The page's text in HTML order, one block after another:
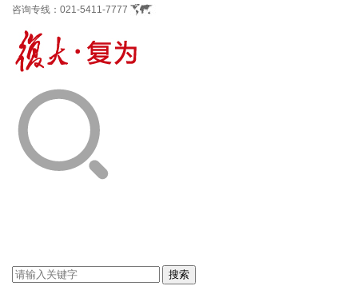
咨询专线： 021-5411-7777